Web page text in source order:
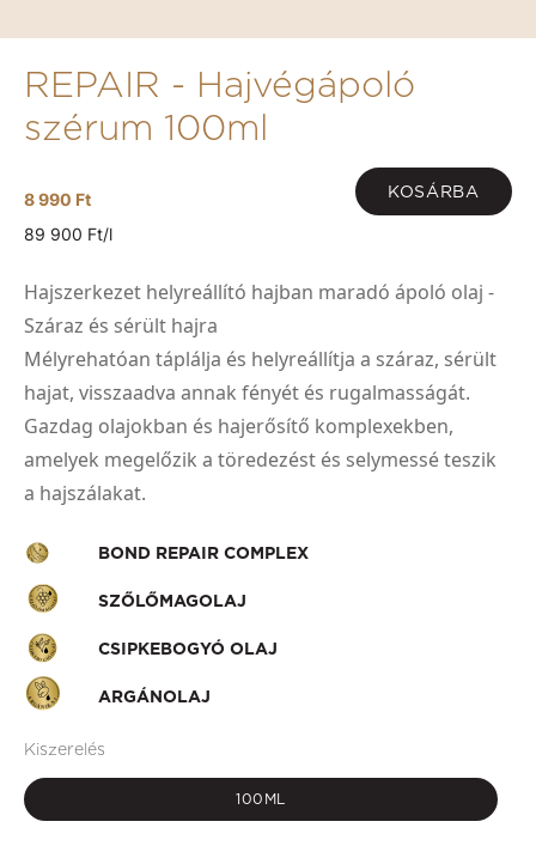
REPAIR - Hajvégápoló
szérum 100ml
8 990 Ft KOSÁRBA
89 900 Ft/l
Hajszerkezet helyreállító hajban maradó ápoló olaj -
Száraz és sérült hajra
Mélyrehatóan táplálja és helyreállítja a száraz, sérült
hajat, visszaadva annak fényét és rugalmasságát.
Gazdag olajokban és hajerősítő komplexekben,
amelyek megelőzik a töredezést és selymessé teszik
a hajszálakat.
BOND REPAIR COMPLEX
SZŐLŐMAGOLAJ
CSIPKEBOGYÓ OLAJ
ARGÁNOLAJ
Kiszerelés
100ML